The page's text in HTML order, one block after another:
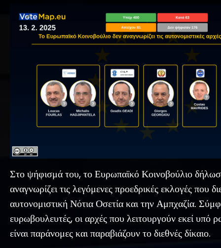
Στο ψήφισμά του, το Ευρωπαϊκό Κοινοβούλιο
αναγνωρίζει τις λεγόμενες προεδρικές εκλογές που
αυτονομιστική Νότια Οσετία και την Αμπχαζία.
ευρωβουλευτές, οι αρχές που λειτουργούν εκεί υπό
είναι παράνομες και παραβιάζουν το διεθνές δίκαιο.